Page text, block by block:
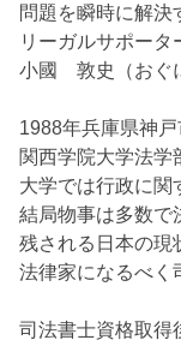
問題を瞬時に解決
リーガルサポータ
小國 敦史（おぐ
1988年兵庫県神
関西学院大学法学
大学では行政に関
結局物事は多数で
残される日本の現
法律家になるべく
司法書士資格取得